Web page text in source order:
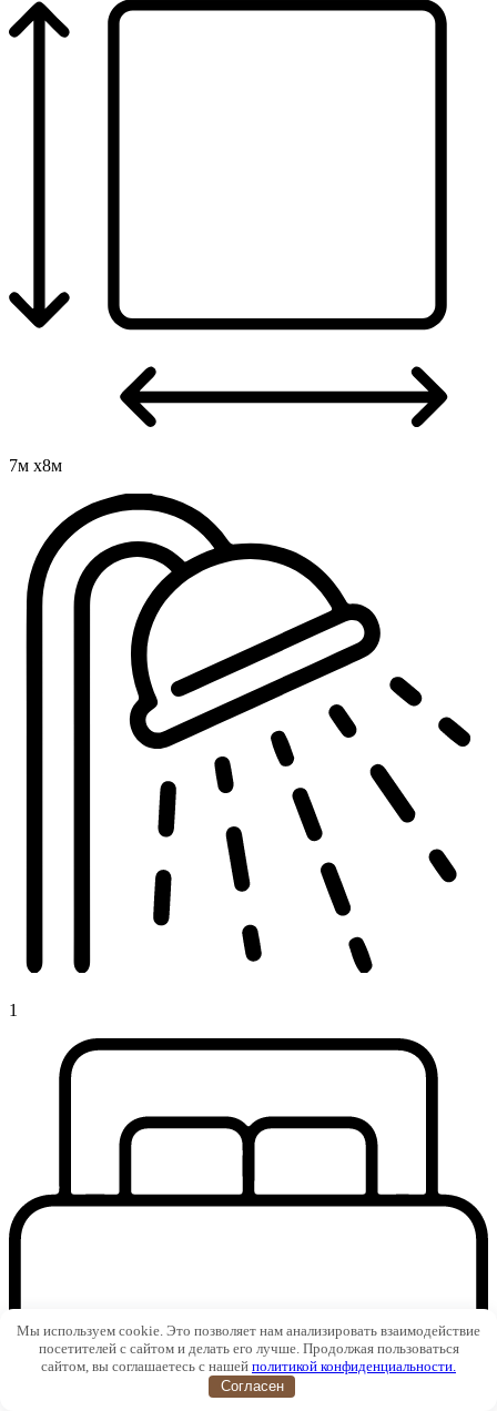
7м х8м
1
Мы используем cookie. Это позволяет нам анализировать взаимодействие
посетителей с сайтом и делать его лучше. Продолжая пользоваться
сайтом, вы соглашаетесь с нашей политикой конфиденциальности.
Согласен